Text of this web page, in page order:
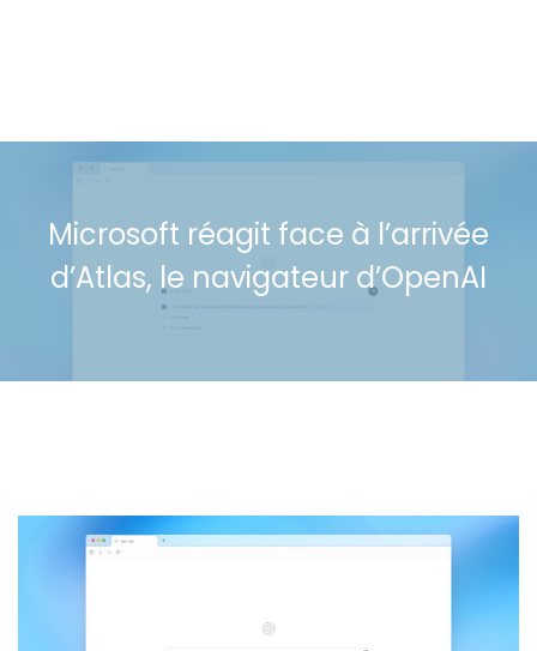
Microsoft réagit face à l’arrivée
d’Atlas, le navigateur d’OpenAI